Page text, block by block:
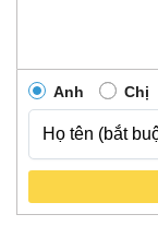
Anh Chị